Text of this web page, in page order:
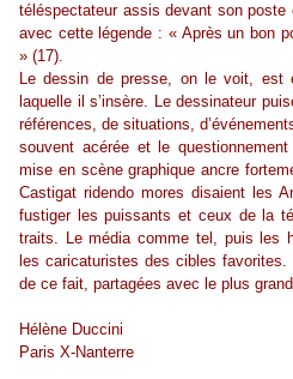
téléspectateur assis devant son
avec cette légende : « Après un bon
» (17).
Le dessin de presse, on le voit, est
laquelle il s’insère. Le dessinateur
références, de situations,
souvent acérée et le
mise en scène graphique ancre
Castigat ridendo mores disaient les
fustiger les puissants et ceux de la
traits. Le média comme tel, puis les
les caricaturistes des cibles
de ce fait, partagées avec le plus
Hélène Duccini
Paris X-Nanterre